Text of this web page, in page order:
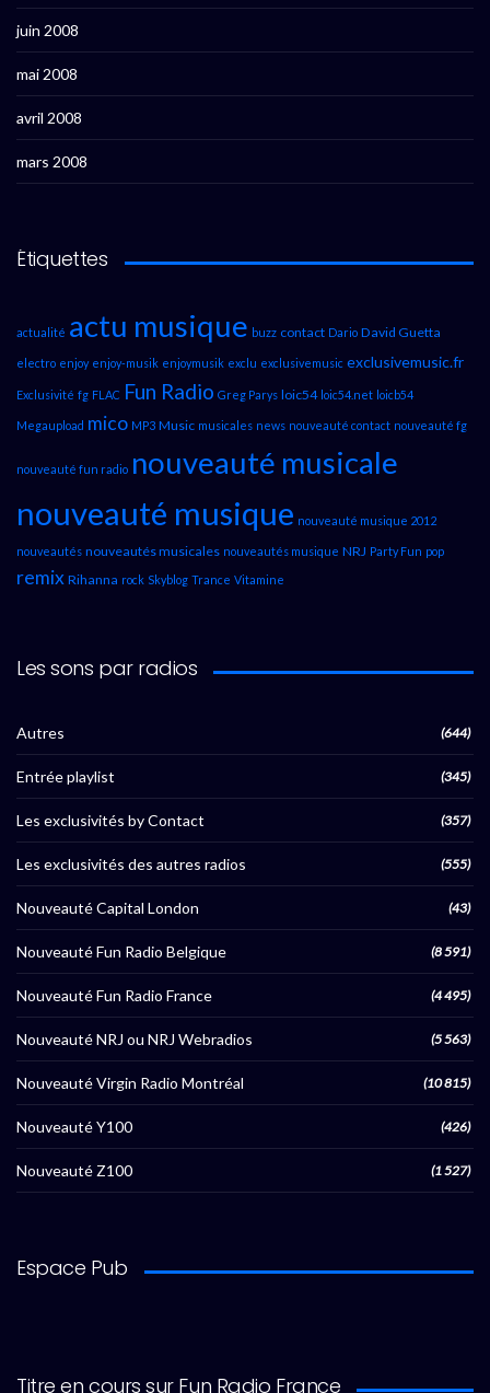
juin 2008
mai 2008
avril 2008
mars 2008
Étiquettes
actualité actu musique buzz contact Dario David Guetta
electro enjoy enjoy-musik enjoymusik exclu exclusivemusic exclusivemusic.fr
Exclusivité fg FLAC Fun Radio Greg Parys loic54 loic54.net loicb54
Megaupload mico MP3 Music musicales news nouveauté contact nouveauté fg
nouveauté fun radio nouveauté musicale
nouveauté musique nouveauté musique 2012
nouveautés nouveautés musicales nouveautés musique NRJ Party Fun pop
remix Rihanna rock Skyblog Trance Vitamine
Les sons par radios
Autres (644)
Entrée playlist (345)
Les exclusivités by Contact (357)
Les exclusivités des autres radios (555)
Nouveauté Capital London (43)
Nouveauté Fun Radio Belgique (8 591)
Nouveauté Fun Radio France (4 495)
Nouveauté NRJ ou NRJ Webradios (5 563)
Nouveauté Virgin Radio Montréal (10 815)
Nouveauté Y100 (426)
Nouveauté Z100 (1 527)
Espace Pub
Titre en cours sur Fun Radio France